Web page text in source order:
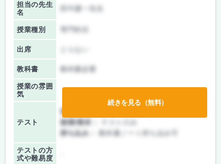
担当の先生
名
田中謙一先生
授業種別
出席
教科書 教科書必要
授業の雰囲
気
テスト
前期/中間：
後期/期末：
持ち込み：
教科書ノート持ち込み可
テストの方
式や難易度
続きを見る（無料）